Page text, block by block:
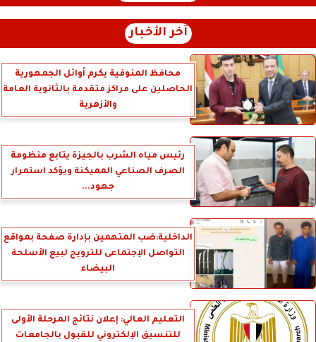
آخر الأخبار
محافظ المنوفية يكرم أوائل الجمهورية
الحاصلين على مراكز متقدمة بالثانوية العامة
والأزهرية
رئيس مياه الشرب بالجيزة يتابع منظومة
الصرف الصناعي المميكنة ويؤكد استمرار
جهود...
الداخلية:ضب المتهمين بإدارة صفحة بمواقع
التواصل الإجتماعى للترويج لبيع الأسلحة
البيضاء
التعليم العالي: إعلان نتائج المرحلة الأولى
للتنسيق الإلكتروني للقبول بالجامعات